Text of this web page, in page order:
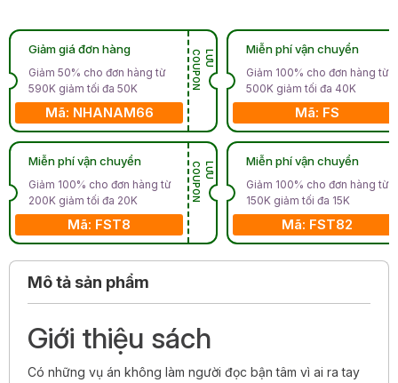
Giảm giá đơn hàng
Giảm 50% cho đơn hàng từ
590K giảm tối đa 50K
Mã: NHANAM66
L
Ư
U
C
O
U
P
O
N
Miễn phí vận chuyển
Giảm 100% cho đơn hàng từ
200K giảm tối đa 20K
Mã: FST8
L
Ư
U
C
O
U
P
O
N
Miễn phí vận chuyển
Giảm 100% cho đơn hàng từ
500K giảm tối đa 40K
Mã: FS
Miễn phí vận chuyển
Giảm 100% cho đơn hàng từ
150K giảm tối đa 15K
Mã: FST82
Mô tả sản phẩm
Giới thiệu sách
Có những vụ án không làm người đọc bận tâm vì ai ra tay